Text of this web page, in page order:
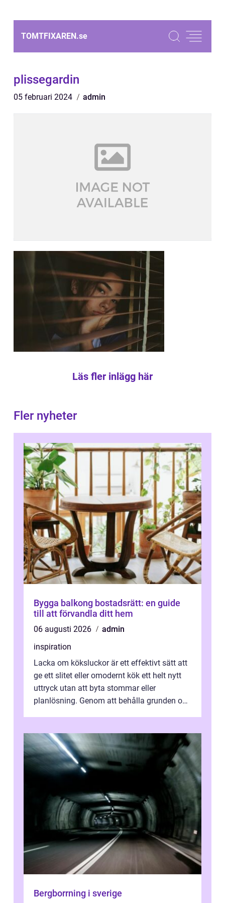
TOMTFIXAREN.se
plissegardin
05 februari 2024 admin
Läs fler inlägg här
Fler nyheter
Bygga balkong bostadsrätt: en guide
till att förvandla ditt hem
06 augusti 2026
admin
inspiration
Lacka om köksluckor är ett effektivt sätt att
ge ett slitet eller omodernt kök ett helt nytt
uttryck utan att byta stommar eller
planlösning. Genom att behålla grunden och
Bergborrning i sverige